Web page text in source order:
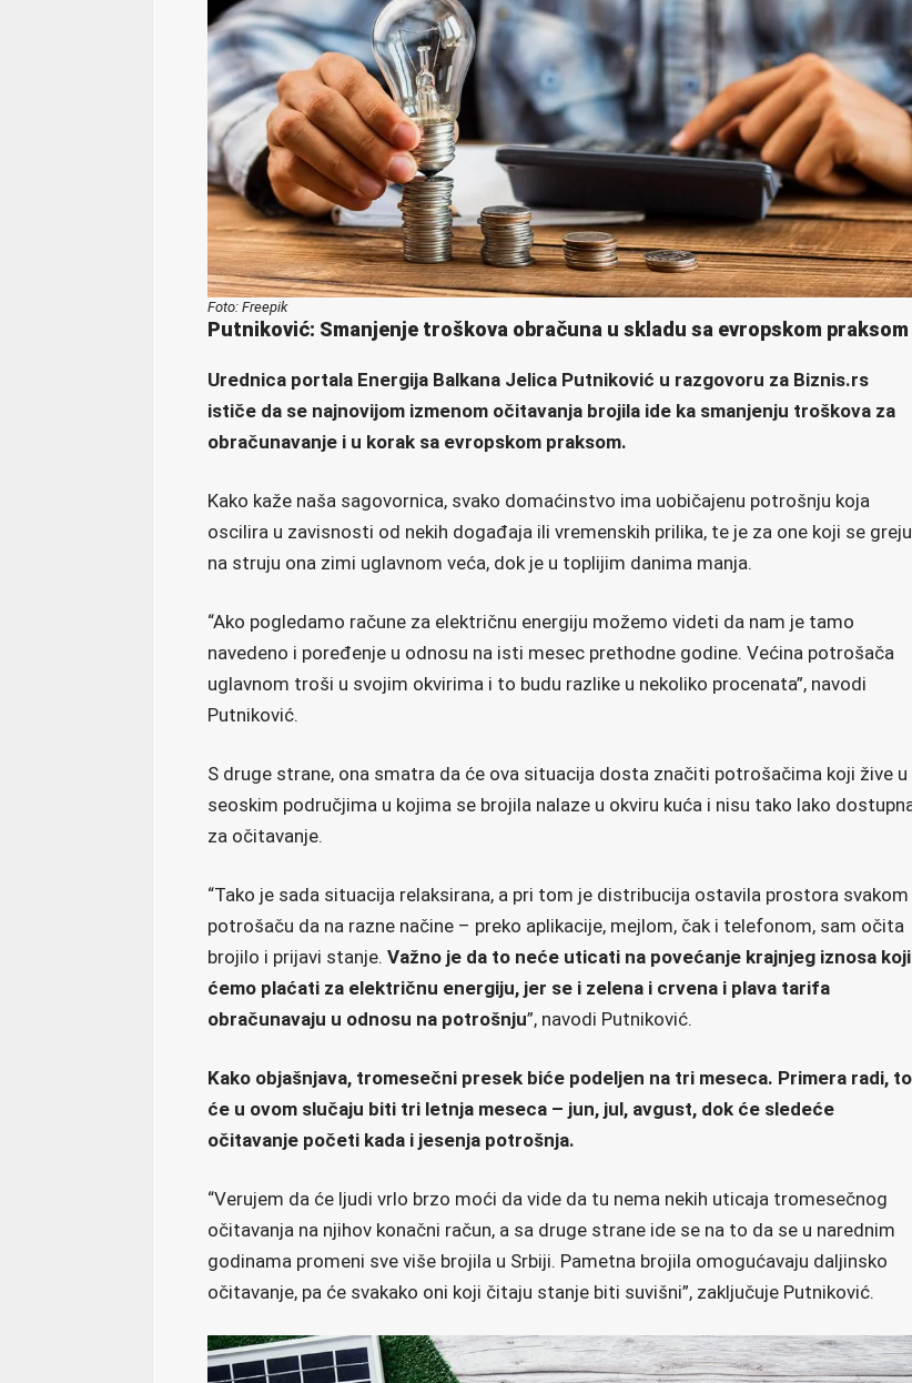
Foto: Freepik
Putniković: Smanjenje troškova obračuna u skladu sa evropskom praksom
Urednica portala Energija Balkana Jelica Putniković u razgovoru za Biznis.rs
ističe da se najnovijom izmenom očitavanja brojila ide ka smanjenju troškova za
obračunavanje i u korak sa evropskom praksom.
Kako kaže naša sagovornica, svako domaćinstvo ima uobičajenu potrošnju koja
oscilira u zavisnosti od nekih događaja ili vremenskih prilika, te je za one koji se greju
na struju ona zimi uglavnom veća, dok je u toplijim danima manja.
“Ako pogledamo račune za električnu energiju možemo videti da nam je tamo
navedeno i poređenje u odnosu na isti mesec prethodne godine. Većina potrošača
uglavnom troši u svojim okvirima i to budu razlike u nekoliko procenata”, navodi
Putniković.
S druge strane, ona smatra da će ova situacija dosta značiti potrošačima koji žive u
seoskim područjima u kojima se brojila nalaze u okviru kuća i nisu tako lako
za očitavanje.
“Tako je sada situacija relaksirana, a pri tom je distribucija ostavila prostora svakom
potrošaču da na razne načine – preko aplikacije, mejlom, čak i telefonom, sam očita
brojilo i prijavi stanje. Važno je da to neće uticati na povećanje krajnjeg iznosa koji
ćemo plaćati za električnu energiju, jer se i zelena i crvena i plava tarifa
obračunavaju u odnosu na potrošnju”, navodi Putniković.
Kako objašnjava, tromesečni presek biće podeljen na tri meseca. Primera radi, to
će u ovom slučaju biti tri letnja meseca – jun, jul, avgust, dok će sledeće
očitavanje početi kada i jesenja potrošnja.
“Verujem da će ljudi vrlo brzo moći da vide da tu nema nekih uticaja tromesečnog
očitavanja na njihov konačni račun, a sa druge strane ide se na to da se u narednim
godinama promeni sve više brojila u Srbiji. Pametna brojila omogućavaju daljinsko
očitavanje, pa će svakako oni koji čitaju stanje biti suvišni”, zaključuje Putniković.